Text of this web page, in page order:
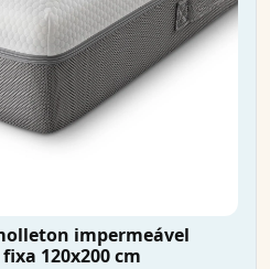
impermeável
120x200 cm